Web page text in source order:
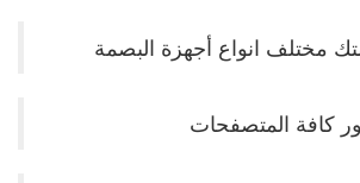
مختلف انواع أجهزة البصمة
كافة المتصفحات